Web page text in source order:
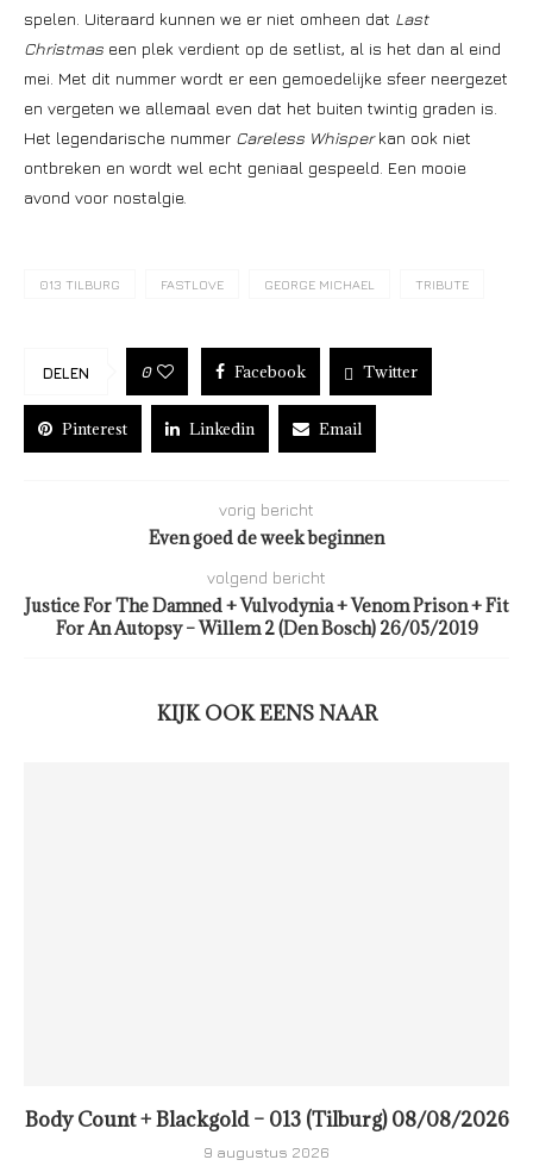
spelen. Uiteraard kunnen we er niet omheen dat Last
Christmas een plek verdient op de setlist, al is het dan al eind
mei. Met dit nummer wordt er een gemoedelijke sfeer neergezet
en vergeten we allemaal even dat het buiten twintig graden is.
Het legendarische nummer Careless Whisperkan ook niet
ontbreken en wordt wel echt geniaal gespeeld. Een mooie
avond voor nostalgie.
013 TILBURG FASTLOVE GEORGE MICHAEL TRIBUTE
DELEN 0 Facebook Twitter
Pinterest Linkedin Email
vorig bericht
Even goed de week beginnen
volgend bericht
Justice For The Damned + Vulvodynia + Venom Prison + Fit
For An Autopsy – Willem 2 (Den Bosch) 26/05/2019
KIJK OOK EENS NAAR
Body Count + Blackgold – 013 (Tilburg) 08/08/2026
9 augustus 2026